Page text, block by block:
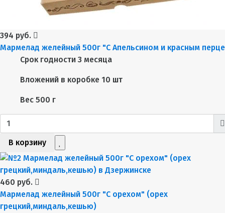
394 руб.
Мармелад желейный 500г "С Апельсином и красным
Срок годности 3 месяца
Вложений в коробке 10 шт
Вес 500 г
В корзину
460 руб.
Мармелад желейный 500г "С орехом" (орех
грецкий,миндаль,кешью)